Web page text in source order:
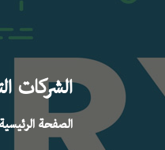
الشركات
الصفحة الرئيسية